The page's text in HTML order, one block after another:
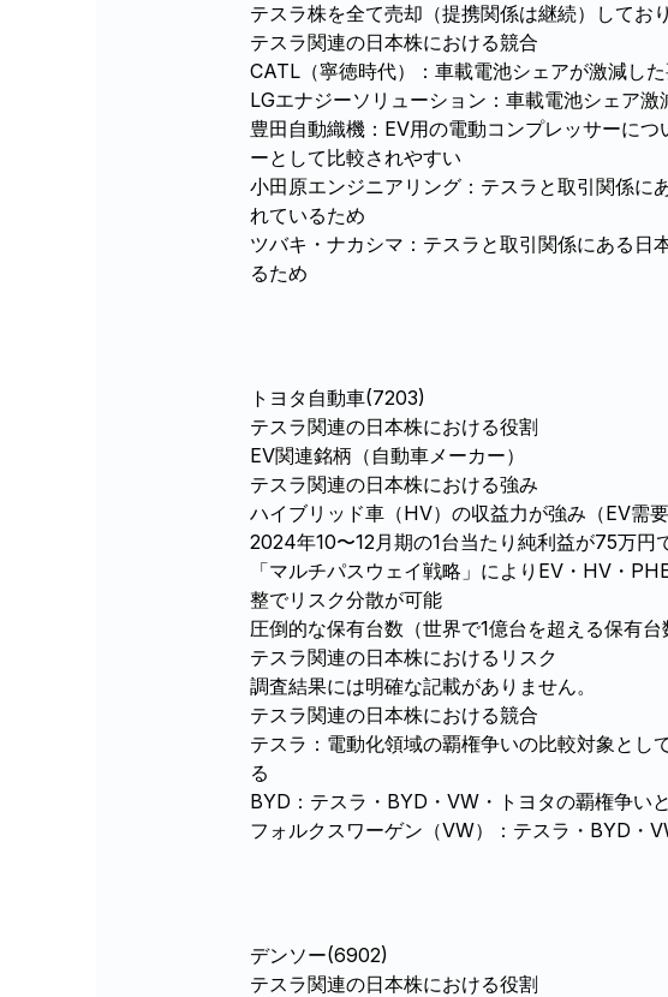
テスラ株を全て売却（提携関係は継続）してお
テスラ関連の日本株における競合
CATL（寧徳時代）：車載電池シェアが激減し
LGエナジーソリューション：車載電池シェア
豊田自動織機：EV用の電動コンプレッサーに
ーとして比較されやすい
小田原エンジニアリング：テスラと取引関係に
れているため
ツバキ・ナカシマ：テスラと取引関係にある日
るため
トヨタ自動車(7203)
テスラ関連の日本株における役割
EV関連銘柄（自動車メーカー）
テスラ関連の日本株における強み
ハイブリッド車（HV）の収益力が強み（EV需
2024年10〜12月期の1台当たり純利益が75万
「マルチパスウェイ戦略」によりEV・HV・
整でリスク分散が可能
圧倒的な保有台数（世界で1億台を超える保有台
テスラ関連の日本株におけるリスク
調査結果には明確な記載がありません。
テスラ関連の日本株における競合
テスラ：電動化領域の覇権争いの比較対象とし
る
BYD：テスラ・BYD・VW・トヨタの覇権争い
フォルクスワーゲン（VW）：テスラ・BYD・
デンソー(6902)
テスラ関連の日本株における役割